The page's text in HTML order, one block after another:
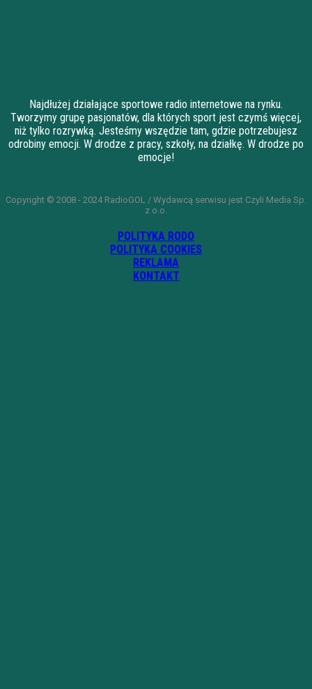
Najdłużej działające sportowe radio internetowe na rynku.
Tworzymy grupę pasjonatów, dla których sport jest czymś więcej,
niż tylko rozrywką. Jesteśmy wszędzie tam, gdzie potrzebujesz
odrobiny emocji. W drodze z pracy, szkoły, na działkę. W drodze po
emocje!
Copyright © 2008 - 2024 RadioGOL / Wydawcą serwisu jest Czyli Media Sp.
z o.o.
POLITYKA RODO
POLITYKA COOKIES
REKLAMA
KONTAKT